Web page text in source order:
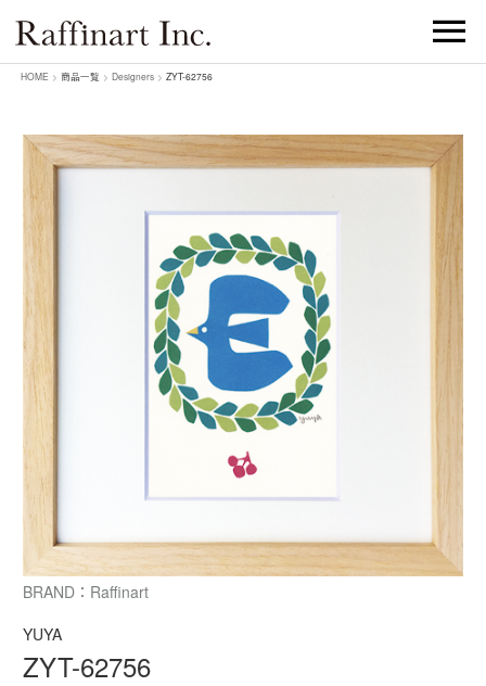
HOME > 商品一覧 > Designers > ZYT-62756
BRAND：Raffinart
YUYA
ZYT-62756